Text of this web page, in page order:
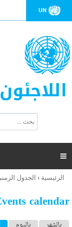
UN
ت
ر
ل
ح
ب

أنت
هنا
الرئيسية › الجدول
calendar